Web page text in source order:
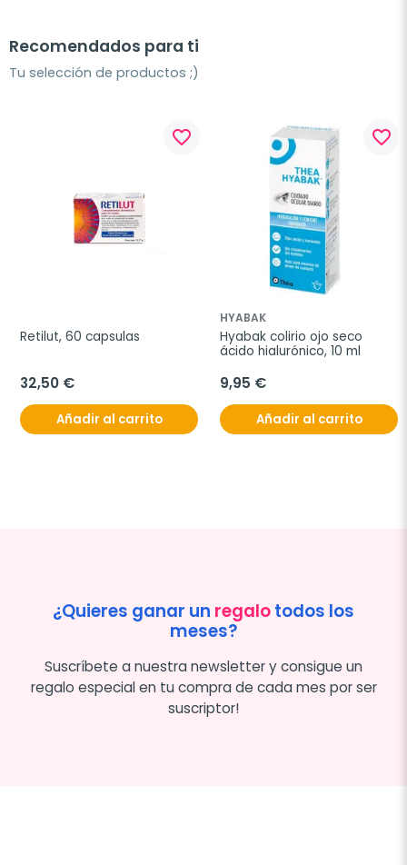
Recomendados para ti
Tu selección de productos ;)
favorite_border
Retilut, 60 capsulas
32,50 €
Añadir al carrito
favorite_border
HYABAK
Hyabak colirio ojo seco
ácido hialurónico, 10 ml
9,95 €
Añadir al carrito
¿Quieres ganar un regalotodos los
meses?
Suscríbete a nuestra newsletter y consigue un
regalo especial en tu compra de cada mes por ser
suscriptor!